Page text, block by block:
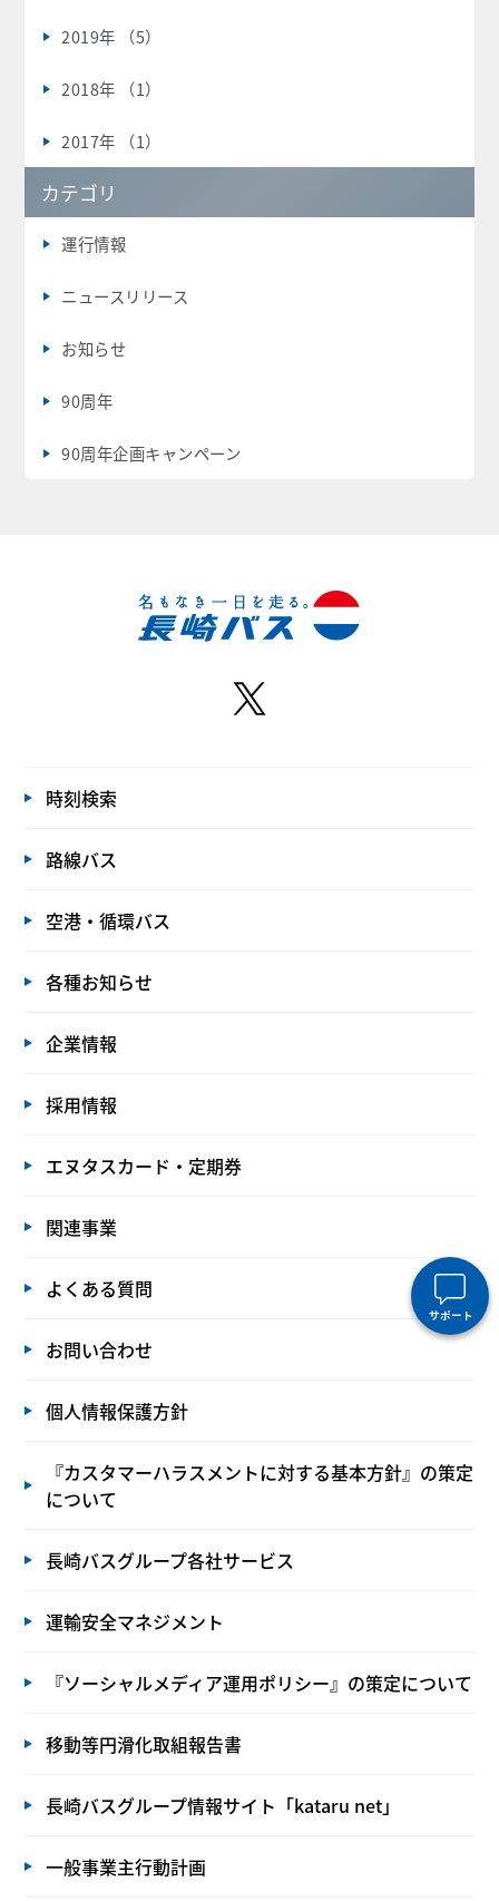
2019年 （5）
2018年 （1）
2017年 （1）
カテゴリ
運行情報
ニュースリリース
お知らせ
90周年
90周年企画キャンペーン
サポート
時刻検索
路線バス
空港・循環バス
各種お知らせ
企業情報
採用情報
エヌタスカード・定期券
関連事業
よくある質問
お問い合わせ
個人情報保護方針
『カスタマーハラスメントに対する基本方針』の策定
について
長崎バスグループ各社サービス
運輸安全マネジメント
『ソーシャルメディア運用ポリシー』の策定について
移動等円滑化取組報告書
長崎バスグループ情報サイト「kataru net」
一般事業主行動計画